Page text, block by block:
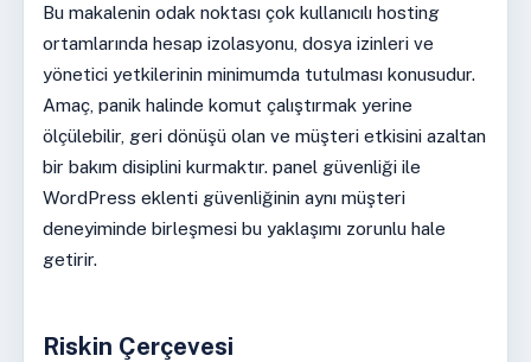
Bu makalenin odak noktası çok kullanıcılı hosting
ortamlarında hesap izolasyonu, dosya izinleri ve
yönetici yetkilerinin minimumda tutulması konusudur.
Amaç, panik halinde komut çalıştırmak yerine
ölçülebilir, geri dönüşü olan ve müşteri etkisini azaltan
bir bakım disiplini kurmaktır. panel güvenliği ile
WordPress eklenti güvenliğinin aynı müşteri
deneyiminde birleşmesi bu yaklaşımı zorunlu hale
getirir.
Riskin Çerçevesi